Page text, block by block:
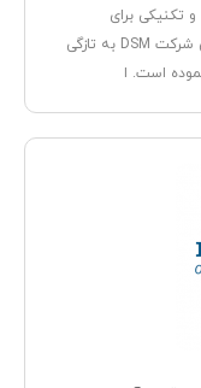
تکنیکی برای
کارخانجات لبنی را ارائه می دهد. در این خصوص شرکت DSM به تازگی
است. ا